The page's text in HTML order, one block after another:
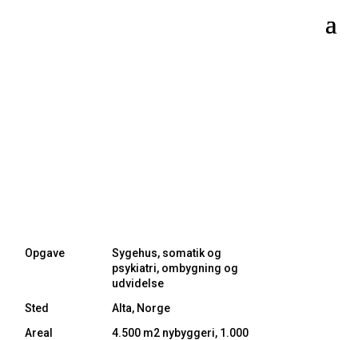
Opgave
Sygehus, somatik og
psykiatri, ombygning og
udvidelse
Sted
Alta, Norge
Areal
4.500 m2 nybyggeri, 1.000